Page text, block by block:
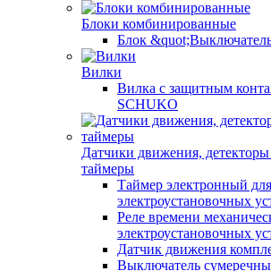
Блоки комбинированные
Блок
Вилки
Вилка с защитным
SCHUKO
Датчики движения,
таймеры
Таймер электронный для
электроустановочных
Реле времени
электроустановочных
Датчик движения
Выключатель